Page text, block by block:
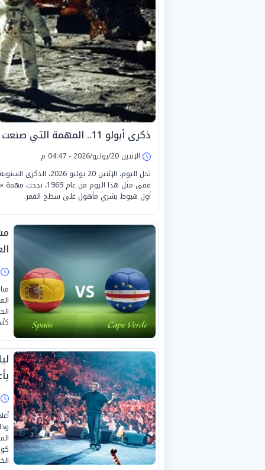
ذكرى أبولو 11.. المهمة التي صنعت أعظم إنجاز في تاريخ الفضاء
الإثنين 20/يوليو/2026 - 04:47 م
تحل اليوم، الإثنين
أول هبوط بشري مأهول على سطح القمر.
كأس